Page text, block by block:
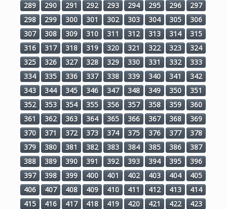
289
290 291 292 293 294 295 296
297
298
299 300 301 302 303 304 305
306
307
308 309 310 311 312 313 314
315
316
317 318 319 320 321 322 323
324
325
326 327 328 329 330 331 332
333
334
335 336 337 338 339 340 341
342
343
344 345 346 347 348 349 350
351
352
353 354 355 356 357 358 359
360
361
362 363 364 365 366 367 368
369
370
371 372 373 374 375 376 377
378
379
380 381 382 383 384 385 386
387
388
389 390 391 392 393 394 395
396
397
398 399 400 401 402 403 404
405
406
407 408 409 410 411 412 413
414
415
416 417 418 419 420 421 422
423